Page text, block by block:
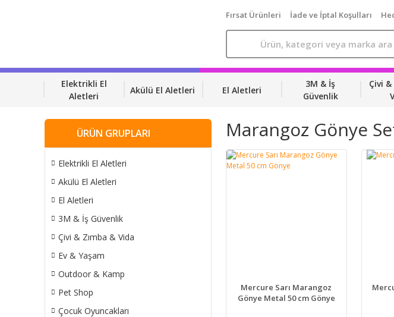
Fırsat Ürünleri İade ve İptal Koşulları
Elektrikli El
Aletleri
Akülü El Aletleri El Aletleri
3M & İş
Güvenlik
Çivi
ÜRÜN GRUPLARI
Elektrikli El Aletleri
Akülü El Aletleri
El Aletleri
3M & İş Güvenlik
Çivi & Zımba & Vida
Ev & Yaşam
Outdoor & Kamp
Pet Shop
Çocuk Oyuncakları
Marangoz Gönye
Mercure Sarı Marangoz
Gönye Metal 50 cm Gönye